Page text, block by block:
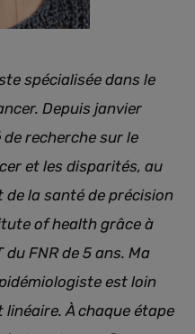
spécialisée dans le
Depuis janvier
de recherche sur le
et les disparités, au
la santé de précision
of health grâce à
du FNR de 5 ans. Ma
est loin
À chaque étape